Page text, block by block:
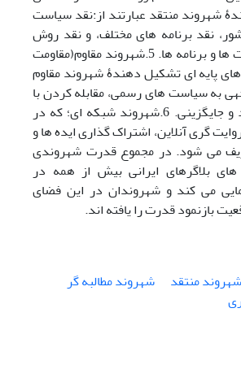
شهروند منتقد عبارتند از:نقد سیاست
نقد برنامه های مختلف، و نقد روش
های اجرای سیاست ها و برنامه ها. 5.شهروند مقاوم(مقاومت
پایه ای تشکیل دهندۀ شهروند مقاوم
به سیاست های رسمی، مقابله کردن با
نظم رسمی موجود و جایگزینی. 6.شهروند شبکه ای؛ که در
گری آنلاین، اشتراک گذاری ایده ها و
می شود. در مجموع قدرت شهروندی
بلاگرهای ایرانی بیش از همه در
می کند و شهروندان در این فضای
بازنمود قدرت را یافته اند.
شهروند منتقد
شهروند مطالبه گر